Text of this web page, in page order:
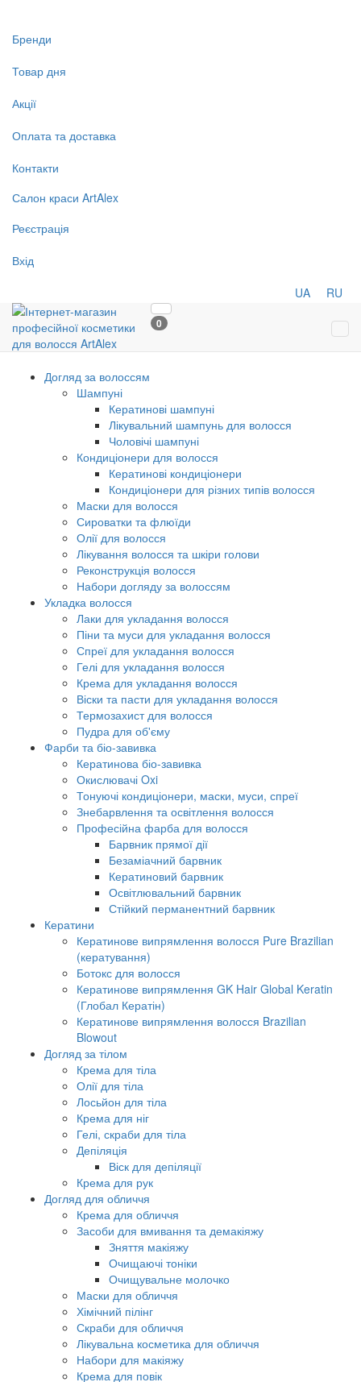
Бренди
Товар дня
Акції
Оплата та доставка
Контакти
Салон краси ArtAlex
Реєстрація
Вхід
UA RU
0
Догляд за волоссям
Шампуні
Кератинові шампуні
Лікувальний шампунь для волосся
Чоловічі шампуні
Кондиціонери для волосся
Кератинові кондиціонери
Кондиціонери для різних типів волосся
Маски для волосся
Сироватки та флюїди
Олії для волосся
Лікування волосся та шкіри голови
Реконструкція волосся
Набори догляду за волоссям
Укладка волосся
Лаки для укладання волосся
Піни та муси для укладання волосся
Спреї для укладання волосся
Гелі для укладання волосся
Крема для укладання волосся
Віски та пасти для укладання волосся
Термозахист для волосся
Пудра для об'єму
Фарби та біо-завивка
Кератинова біо-завивка
Окислювачі Oxi
Тонуючі кондиціонери, маски, муси, спреї
Знебарвлення та освітлення волосся
Професійна фарба для волосся
Барвник прямої дії
Безаміачний барвник
Кератиновий барвник
Освітлювальний барвник
Стійкий перманентний барвник
Кератини
Кератинове випрямлення волосся Pure Brazilian
(кератування)
Ботокс для волосся
Кератинове випрямлення GK Hair Global Keratin
(Глобал Кератін)
Кератинове випрямлення волосся Brazilian
Blowout
Догляд за тілом
Крема для тіла
Олії для тіла
Лосьйон для тіла
Крема для ніг
Гелі, скраби для тіла
Депіляція
Віск для депіляції
Крема для рук
Догляд для обличчя
Крема для обличчя
Засоби для вмивання та демакіяжу
Зняття макіяжу
Очищаючі тоніки
Очищувальне молочко
Маски для обличчя
Хімічний пілінг
Скраби для обличчя
Лікувальна косметика для обличчя
Набори для макіяжу
Крема для повік